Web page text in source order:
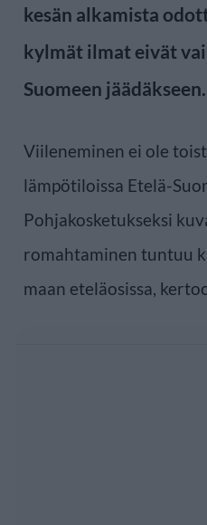
kesän alkamista
kylmät ilmat eivät
Suomeen jäädäkseen.
Viileneminen ei ole
lämpötiloissa Etelä-
Pohjakosketukseksi
romahtaminen tuntuu
maan eteläosissa,